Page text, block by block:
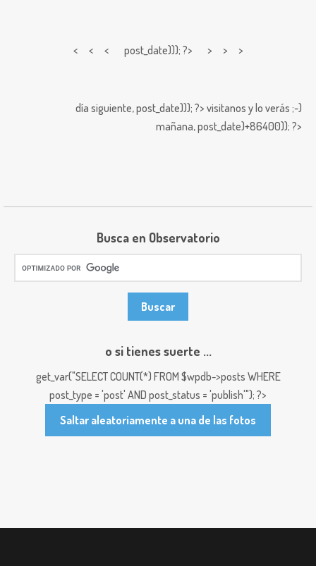
< < < post_date))); ?> > > >
día siguiente,post_date))); ?> visitanos y lo verás ;-)
mañana,post_date)+86400)); ?>
Busca en Observatorio
o si tienes suerte ...
get_var("SELECT COUNT(*) FROM $wpdb->posts WHERE
post_type = 'post' AND post_status = 'publish'"); ?>
Saltar aleatoriamente a una de las fotos